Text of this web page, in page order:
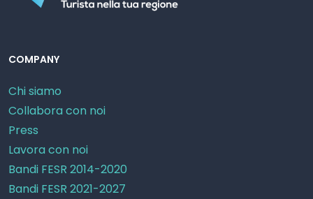
COMPANY
Chi siamo
Collabora con noi
Press
Lavora con noi
Bandi FESR 2014-2020
Bandi FESR 2021-2027